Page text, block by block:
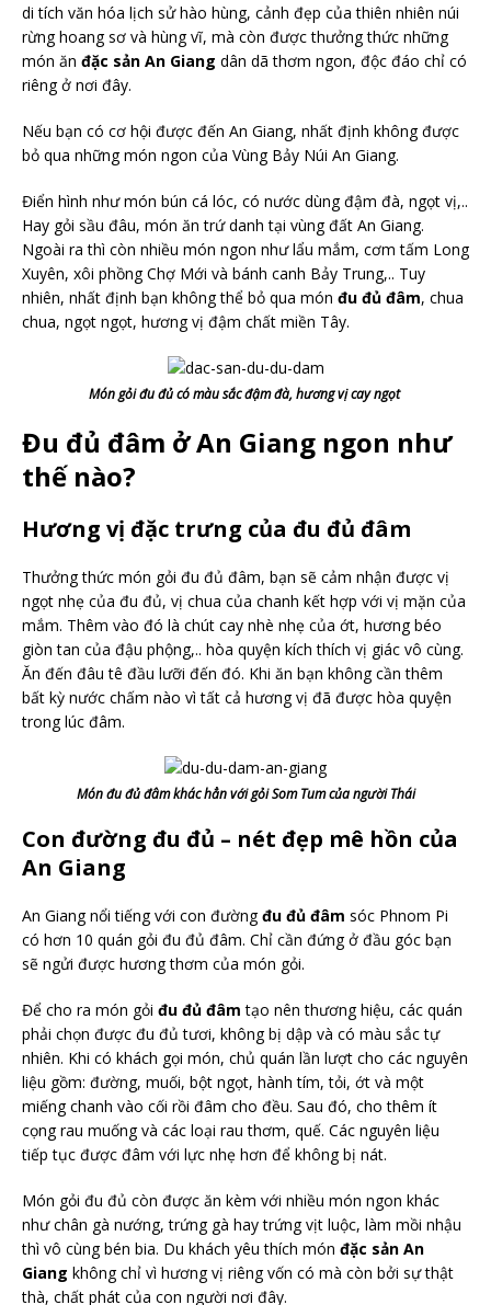
di tích văn hóa lịch sử hào hùng, cảnh đẹp của thiên nhiên núi
rừng hoang sơ và hùng vĩ, mà còn được thưởng thức những
món ăn đặc sản An Giang dân dã thơm ngon, độc đáo chỉ có
riêng ở nơi đây.
Nếu bạn có cơ hội được đến An Giang, nhất định không được
bỏ qua những món ngon của Vùng Bảy Núi An Giang.
Điển hình như món bún cá lóc, có nước dùng đậm đà, ngọt vị,..
Hay gỏi sầu đâu, món ăn trứ danh tại vùng đất An Giang.
Ngoài ra thì còn nhiều món ngon như lẩu mắm, cơm tấm Long
Xuyên, xôi phồng Chợ Mới và bánh canh Bảy Trung,.. Tuy
nhiên, nhất định bạn không thể bỏ qua món đu đủ đâm, chua
chua, ngọt ngọt, hương vị đậm chất miền Tây.
Món gỏi đu đủ có màu sắc đậm đà, hương vị cay ngọt
Đu đủ đâm ở An Giang ngon như
thế nào?
Hương vị đặc trưng của đu đủ đâm
Thưởng thức món gỏi đu đủ đâm, bạn sẽ cảm nhận được vị
ngọt nhẹ của đu đủ, vị chua của chanh kết hợp với vị mặn của
mắm. Thêm vào đó là chút cay nhè nhẹ của ớt, hương béo
giòn tan của đậu phộng,.. hòa quyện kích thích vị giác vô cùng.
Ăn đến đâu tê đầu lưỡi đến đó. Khi ăn bạn không cần thêm
bất kỳ nước chấm nào vì tất cả hương vị đã được hòa quyện
trong lúc đâm.
Món đu đủ đâm khác hẳn với gỏi Som Tum của người Thái
Con đường đu đủ – nét đẹp mê hồn của
An Giang
An Giang nổi tiếng với con đườngđu đủ đâm sóc Phnom Pi
có hơn 10 quán gỏi đu đủ đâm. Chỉ cần đứng ở đầu góc bạn
sẽ ngửi được hương thơm của món gỏi.
Để cho ra món gỏi đu đủ đâm tạo nên thương hiệu, các quán
phải chọn được đu đủ tươi, không bị dập và có màu sắc tự
nhiên. Khi có khách gọi món, chủ quán lần lượt cho các nguyên
liệu gồm: đường, muối, bột ngọt, hành tím, tỏi, ớt và một
miếng chanh vào cối rồi đâm cho đều. Sau đó, cho thêm ít
cọng rau muống và các loại rau thơm, quế. Các nguyên liệu
tiếp tục được đâm với lực nhẹ hơn để không bị nát.
Món gỏi đu đủ còn được ăn kèm với nhiều món ngon khác
như chân gà nướng, trứng gà hay trứng vịt luộc, làm mồi nhậu
thì vô cùng bén bia. Du khách yêu thích món đặc sản An
Giang không chỉ vì hương vị riêng vốn có mà còn bởi sự thật
thà, chất phát của con người nơi đây.